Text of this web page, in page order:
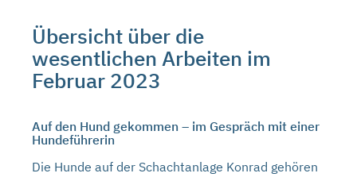
springen:Übersicht über die
wesentlichen Arbeiten im
Februar 2023
Auf den Hund gekommen – im Gespräch mit einer
Hundeführerin
Die Hunde auf der Schachtanlage Konrad gehören